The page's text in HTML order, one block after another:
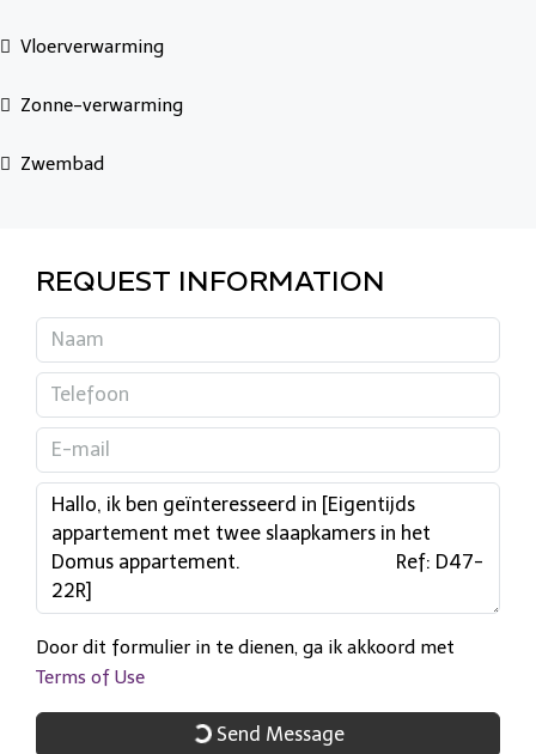
Vloerverwarming
Zonne-verwarming
Zwembad
REQUEST INFORMATION
Door dit formulier in te dienen, ga ik akkoord met
Terms of Use
Send Message